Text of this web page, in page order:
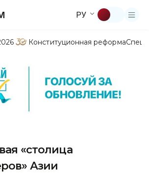
РУ
Конституционная реформа
«столица
Азии